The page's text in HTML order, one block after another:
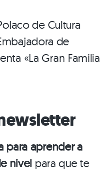
de Cultura
de
«La Gran Familia
para aprender a
nivel para que te